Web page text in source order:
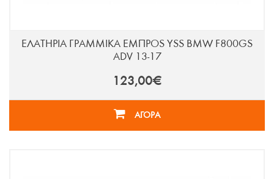
ΕΛΑΤΗΡΙΑ ΓΡΑΜΜΙΚΑ ΕΜΠΡOS YSS BMW F800GS
ADV 13-17
123,00€
ΑΓΟΡΑ